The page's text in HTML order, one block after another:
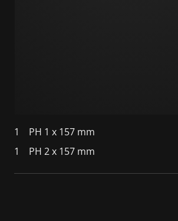
1 PH 1 x 157 mm
1
PH 2 x 157 mm